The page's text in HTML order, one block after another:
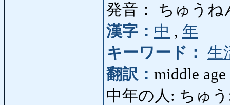
発音： ちゅうね
漢字： 中 , 年
キーワード： 生
翻訳： middle age
中年の人: ちゅう